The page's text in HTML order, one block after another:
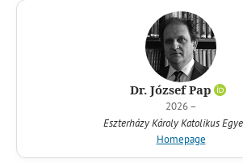
Dr. József Pap
2026 –
Eszterházy Károly Katolikus
Homepage